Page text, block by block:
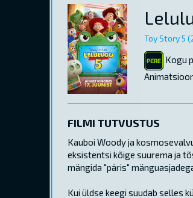
Toy Story 5
Kogu
FILMI TUTVUSTUS
Kauboi Woody ja
eksistentsi kõige suurema ja
mängida "päris"
Kui üldse keegi suudab selles